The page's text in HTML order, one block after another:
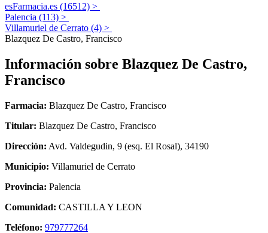
esFarmacia.es (16512) >
Palencia (113) >
Villamuriel de Cerrato (4) >
Blazquez De Castro, Francisco
Información sobre Blazquez De Castro,
Francisco
Farmacia: Blazquez De Castro, Francisco
Titular: Blazquez De Castro, Francisco
Dirección: Avd. Valdegudin, 9 (esq. El Rosal), 34190
Municipio: Villamuriel de Cerrato
Provincia: Palencia
Comunidad: CASTILLA Y LEON
Teléfono: 979777264